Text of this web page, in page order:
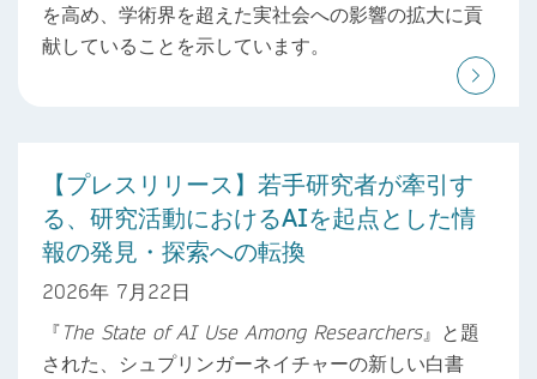
を高め、学術界を超えた実社会への影響の拡大に貢
献していることを示しています。
【プレスリリース】若手研究者が牽引す
る、研究活動におけるAIを起点とした情
報の発見・探索への転換
2026年 7月22日
『The State of AI Use Among Researchers』と題
された、シュプリンガーネイチャーの新しい白書